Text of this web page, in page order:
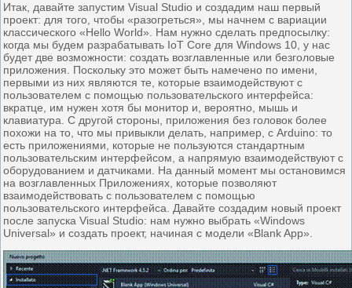
Итак, давайте запустим Visual Studio и создадим наш первый
проект: для того, чтобы «разогреться», мы начнем с вариации
классического «Hello World». Нам нужно сделать предпосылку:
когда мы будем разрабатывать IoT Core для Windows 10, у нас
будет две возможности: создать возглавленные или безголовые
приложения. Поскольку это может быть намечено по имени,
первыми из них являются те, которые взаимодействуют с
пользователем с помощью пользовательского интерфейса:
вкратце, им нужен хотя бы монитор и, вероятно, мышь и
клавиатура. С другой стороны, приложения без головок более
похожи на то, что мы привыкли делать, например, с Arduino: то
есть приложениями, которые не пользуются стандартным
пользовательским интерфейсом, а напрямую взаимодействуют с
оборудованием и датчиками. На данный момент мы остановимся
на возглавленных Приложениях, которые позволяют
взаимодействовать с пользователем с помощью
пользовательского интерфейса. Давайте создадим новый проект
после запуска Visual Studio: нам нужно выбрать «Windows
Universal» и создать проект, начиная с модели «Blank App».